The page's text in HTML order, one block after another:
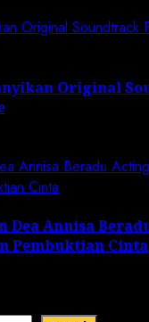
Original Soundtrack
Original
Annisa Beradu
Cinta
Dea Annisa
Pembuktian Cinta